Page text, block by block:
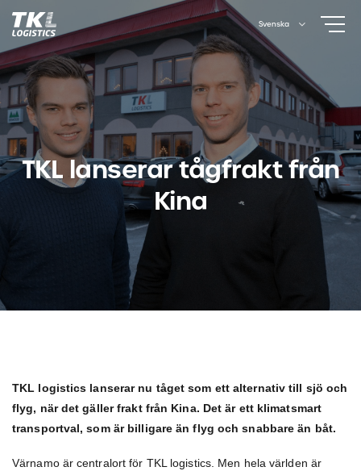
Skip
to
content
Svenska
TKL lanserar tågfrakt från
Kina
TKL logistics lanserar nu tåget som ett alternativ till sjö och
flyg, när det gäller frakt från Kina. Det är ett klimatsmart
transportval, som är billigare än flyg och snabbare än båt.
Värnamo är centralort för TKL logistics. Men hela världen är